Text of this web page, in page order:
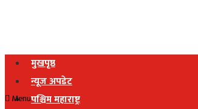
मुखपृष्ठ
न्यूज अपडेट
पश्चिम महाराष्ट्र
Menu